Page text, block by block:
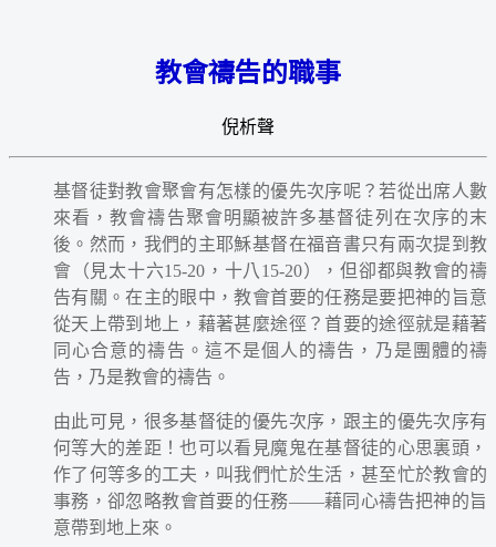
教會禱告的職事
倪析聲
基督徒對教會聚會有怎樣的優先次序呢？若從出席人數
來看，教會禱告聚會明顯被許多基督徒列在次序的末
後。然而，我們的主耶穌基督在福音書只有兩次提到教
會（見太十六15-20，十八15-20），但卻都與教會的禱
告有關。在主的眼中，教會首要的任務是要把神的旨意
從天上帶到地上，藉著甚麼途徑？首要的途徑就是藉著
同心合意的禱告。這不是個人的禱告，乃是團體的禱
告，乃是教會的禱告。
由此可見，很多基督徒的優先次序，跟主的優先次序有
何等大的差距！也可以看見魔鬼在基督徒的心思裏頭，
作了何等多的工夫，叫我們忙於生活，甚至忙於教會的
事務，卻忽略教會首要的任務——藉同心禱告把神的旨
意帶到地上來。